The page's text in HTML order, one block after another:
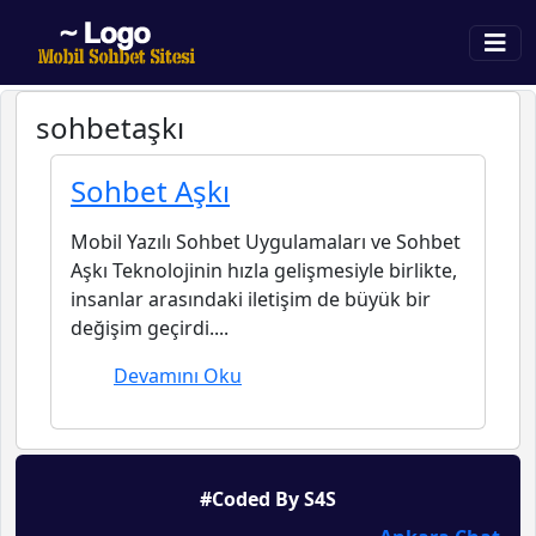
sohbetaşkı
Sohbet Aşkı
Mobil Yazılı Sohbet Uygulamaları ve Sohbet
Aşkı Teknolojinin hızla gelişmesiyle birlikte,
insanlar arasındaki iletişim de büyük bir
değişim geçirdi....
Devamını Oku
#Coded By S4S